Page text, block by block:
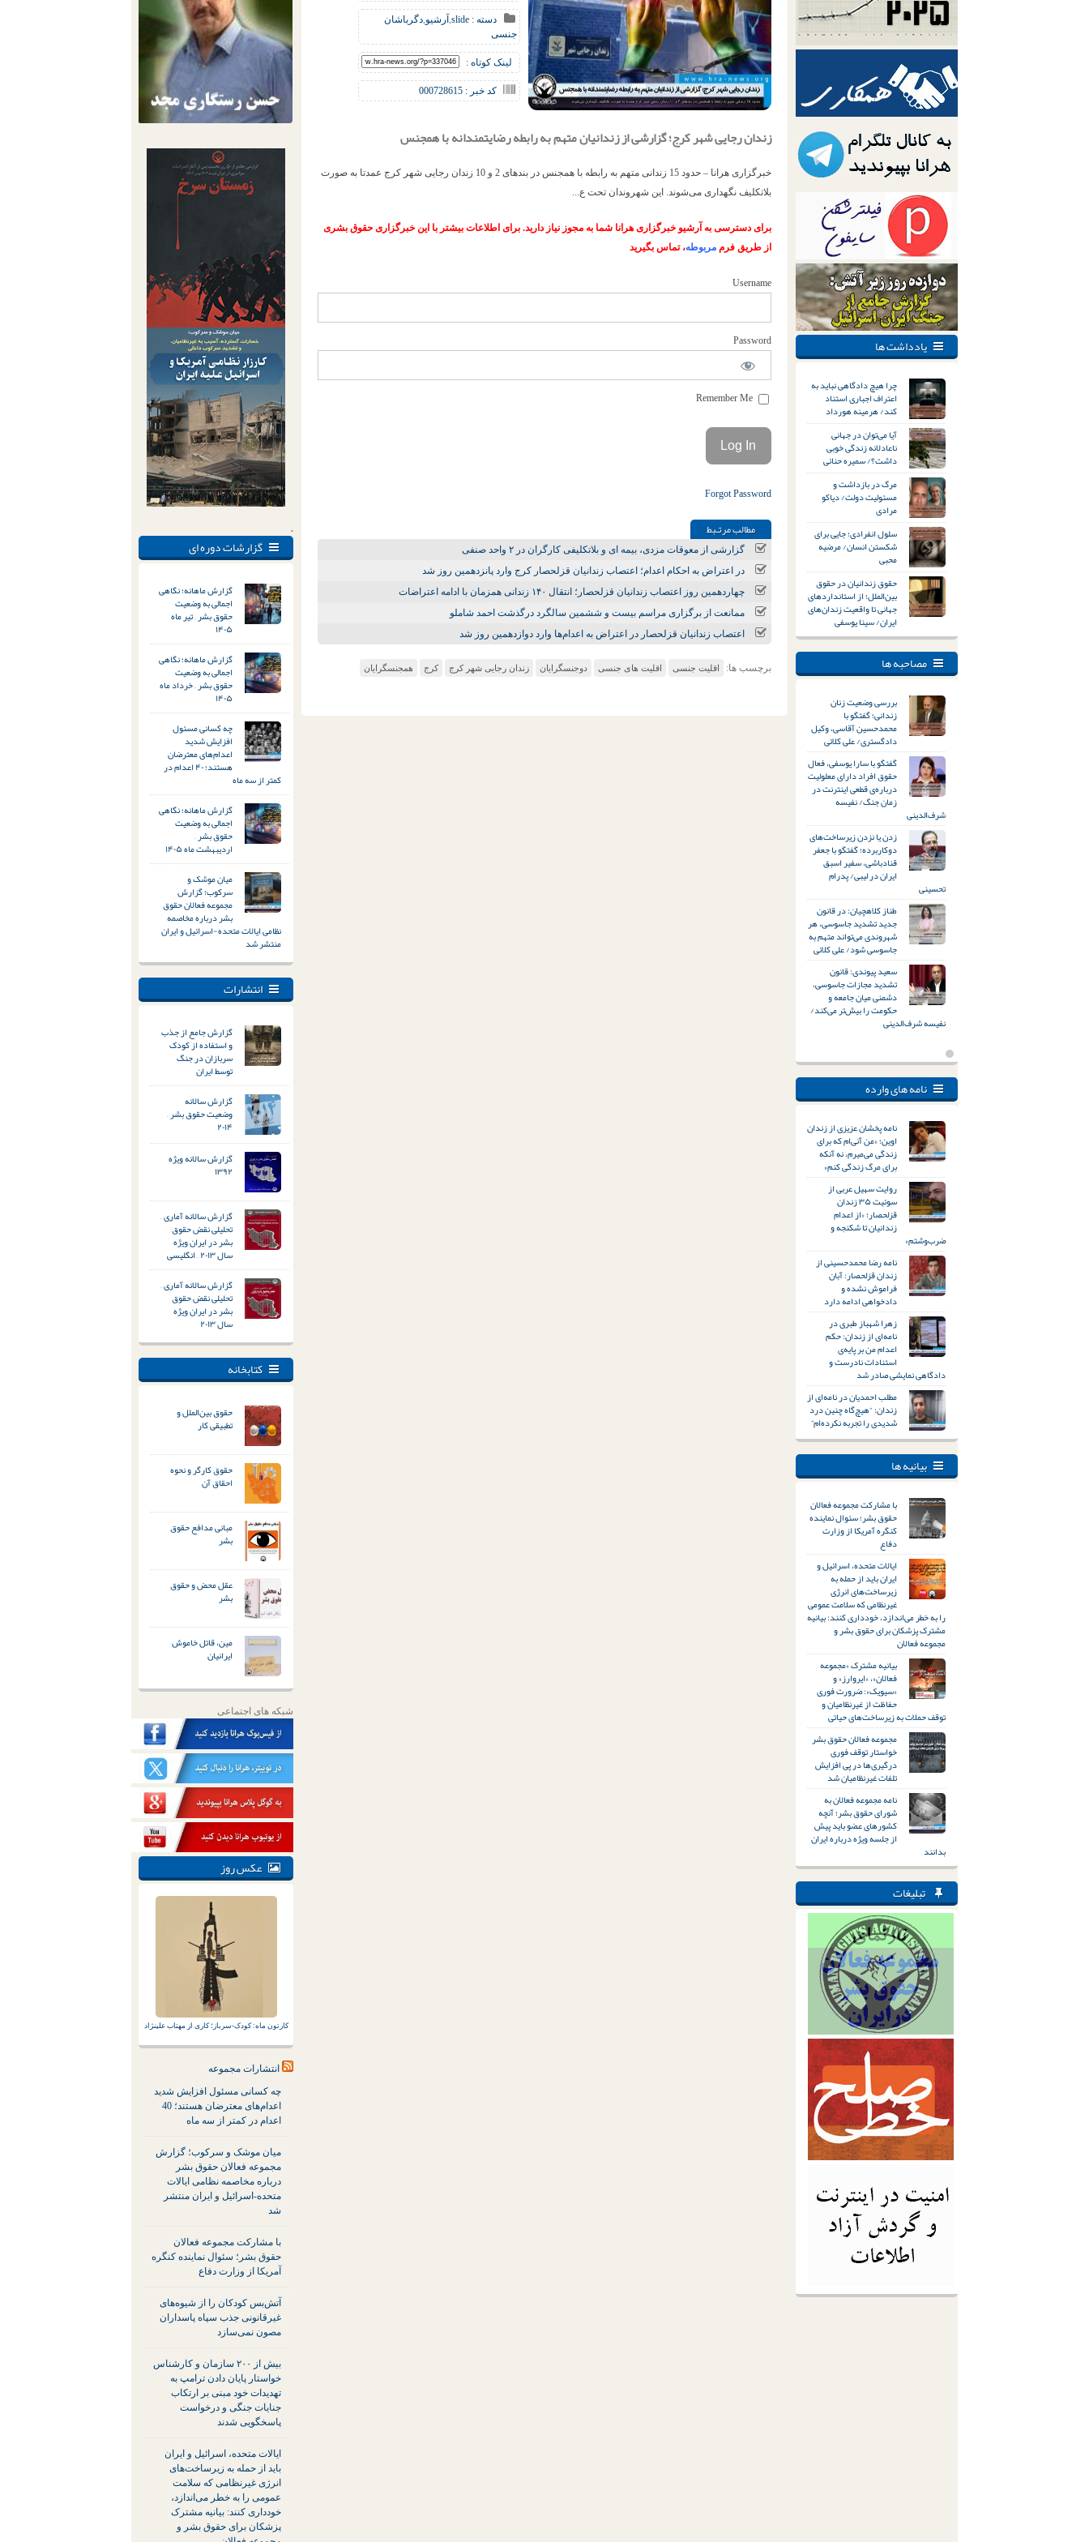
.
گزارشات دوره ای
گزارش ماهانه؛ نگاهی
اجمالی به وضعیت
حقوق بشر – تیر ماه
۱۴۰۵
گزارش ماهانه؛ نگاهی
اجمالی به وضعیت
حقوق بشر – خرداد ماه
۱۴۰۵
چه کسانی مسئول
افزایش شدید
اعدام‌های معترضان
هستند؛ ۴۰ اعدام در
کمتر از سه ماه
گزارش ماهانه؛ نگاهی
اجمالی به وضعیت
حقوق بشر –
اردیبهشت ماه ۱۴۰۵
میان موشک و
سرکوب؛ گزارش
مجموعه فعالان حقوق
بشر درباره مخاصمه
نظامی ایالات متحده-اسرائیل و ایران
منتشر شد
انتشارات
گزارش جامع از جذب
و استفاده از کودک
سربازان در جنگ
توسط ایران
گزارش سالانه
وضعیت حقوق بشر –
۲۰۱۴
گزارش سالانه ویژه
۱۳۹۲
گزارش سالانه آماری –
تحلیلی نقض حقوق
بشر در ایران ویژه
سال ۲۰۱۳ – انگلیسی
گزارش سالانه آماری –
تحلیلی نقض حقوق
بشر در ایران ویژه
سال ۲۰۱۳
کتابخانه
حقوق بین‌الملل و
تطبیقی کار
حقوق کارگر و نحوه
احقاق آن
مبانی مدافع حقوق
بشر
عقل محض و حقوق
بشر
مین، قاتل خاموش
ایرانیان
شبکه های اجتماعی
عکس روز
کارتون ماه: کودک-سرباز؛ کاری از مهتاب علینژاد
انتشارات مجموعه
چه کسانی مسئول افزایش شدید
اعدام‌های معترضان هستند؛ 40
اعدام در کمتر از سه ماه
میان موشک و سرکوب؛ گزارش
مجموعه فعالان حقوق بشر
درباره مخاصمه نظامی ایالات
متحده-اسرائیل و ایران منتشر
شد
با مشارکت مجموعه فعالان
حقوق بشر؛ سئوال نماینده کنگره
آمریکا از وزارت دفاع
آتش‌بس کودکان را از شیوه‌های
غیرقانونی جذب سپاه پاسداران
مصون نمی‌سازد
بیش از ۲۰۰ سازمان و کارشناس
خواستار پایان دادن ترامپ به
تهدیدات خود مبنی بر ارتکاب
جنایات جنگی و درخواست
پاسخگویی شدند
ایالات متحده، اسرائیل و ایران
باید از حمله به زیرساخت‌های
انرژی غیرنظامی که سلامت
عمومی را به خطر می‌اندازد،
خودداری کنند: بیانیه مشترک
پزشکان برای حقوق بشر و
دسته : slide
,آرشیو,دگرباشان
جنسی
لینک کوتاه :
کد خبر : 000728615
زندان رجایی شهر کرج؛ گزارشی از زندانیان متهم به رابطه رضایتمندانه با همجنس
خبرگزاری هرانا – حدود 15 زندانی متهم به رابطه با همجنس در بندهای 2 و 10 زندان رجایی شهر کرج عمدتا به صورت
بلاتکلیف نگهداری می‌شوند. این شهروندان تحت ع...
برای دسترسی به آرشیو خبرگزاری هرانا شما به مجوز نیاز دارید. برای اطلاعات بیشتر با این خبرگزاری حقوق بشری
از طریق فرم مربوطه، تماس بگیرید
Username
Password
Forgot Password
مطالب مرتـبط
گزارشی از معوقات مزدی، بیمه ای و بلاتکلیفی کارگران در ۲ واحد صنفی
در اعتراض به احکام اعدام؛ اعتصاب زندانیان قزلحصار کرج وارد پانزدهمین روز شد
چهاردهمین روز اعتصاب زندانیان قزلحصار؛ انتقال ۱۴۰ زندانی همزمان با ادامه اعتراضات
ممانعت از برگزاری مراسم بیست و ششمین سالگرد درگذشت احمد شاملو
اعتصاب زندانیان قزلحصار در اعتراض به اعدام‌ها وارد دوازدهمین روز شد
برچسب ها: اقلیت جنسی اقلیت های جنسی دوجنسگرایان زندان رجایی شهر کرج کرج همجنسگرایان
یادداشت ها
چرا هیچ دادگاهی نباید به
اعتراف اجباری استناد
کند/ هرمینه هورداد
آیا می‌توان در جهانی
ناعادلانه زندگی خوبی
داشت؟/ سمیره حنائی
مرگ در بازداشت و
مسئولیت دولت/ دیاکو
مرادی
سلول انفرادی؛ جایی برای
شکستن انسان/ مرضیه
محبی
حقوق زندانیان در حقوق
بین‌الملل؛ از استانداردهای
جهانی تا واقعیت زندان‌های
ایران/ سینا یوسفی
مصاحبه ها
بررسی وضعیت زنان
زندانی؛ گفتگو با
محمدحسین آقاسی، وکیل
دادگستری/ علی کلائی
گفتگو با سارا یوسفی، فعال
حقوق افراد دارای معلولیت
درباره‌ی قطعی اینترنت در
زمان جنگ/ نفیسه
شرف‌الدینی
زدن یا نزدن زیرساخت‌های
دوکاربرده؛ گفتگو با جعفر
قنادباشی، سفیر اسبق
ایران در لیبی/ پدرام
تحسینی
طناز کلاهچیان: در قانون
جدید تشدید جاسوسی، هر
شهروندی می‌تواند متهم به
جاسوسی شود/ علی کلائی
سعید پیوندی: قانون
تشدید مجازات جاسوسی،
دشمنی میان جامعه و
حکومت را بیش‌تر می‌کند/
نفیسه شرف‌الدینی
نامه های وارده
نامه پخشان عزیزی از زندان
اوین؛ «من آنی‌ام که برای
زندگی می‌میرم، نه آنکه
برای مرگ زندگی کنم»
روایت سهیل عربی از
سوئیت ۳۵ زندان
قزلحصار؛ «از اعدام
زندانیان تا شکنجه و
ضرب‌وشتم»
نامه رضا محمدحسینی از
زندان قزلحصار: آبان
فراموش نشده و
دادخواهی ادامه دارد
زهرا شهباز طبری در
نامه‌ای از زندان: حکم
اعدام من بر پایه‌ی
استنادات نادرست و
دادگاهی نمایشی صادر شد
مطلب احمدیان در نامه‌ای از
زندان: “هیچ‌گاه چنین درد
شدیدی را تجربه نکرده‌ام”
بیانیه ها
با مشارکت مجموعه فعالان
حقوق بشر؛ سئوال نماینده
کنگره آمریکا از وزارت
دفاع
ایالات متحده، اسرائیل و
ایران باید از حمله به
زیرساخت‌های انرژی
غیرنظامی که سلامت عمومی
را به خطر می‌اندازد، خودداری کنند: بیانیه
مشترک پزشکان برای حقوق بشر و
مجموعه فعالان
بیانیه مشترک «مجموعه
فعالان»، «ایروارز» و
«سیویک»: ضرورت فوری
حفاظت از غیرنظامیان و
توقف حملات به زیرساخت‌های حیاتی
مجموعه فعالان حقوق بشر
خواستار توقف فوری
درگیری‌ها در پی افزایش
تلفات غیرنظامیان شد
نامه مجموعه فعالان به
شورای حقوق بشر؛ آنچه
کشورهای عضو باید پیش
از جلسه ویژه درباره ایران
بدانند
تبلیغات